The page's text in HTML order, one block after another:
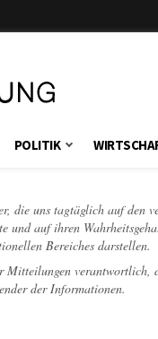
POLITIK
die uns tagtäglich auf den
und auf ihren
Bereiches darstellen.
verantwortlich,
der Informationen.